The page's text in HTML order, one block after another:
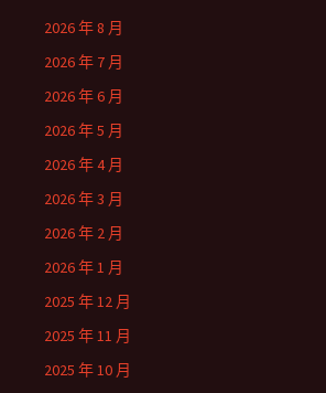
2026 年 8 月
2026 年 7 月
2026 年 6 月
2026 年 5 月
2026 年 4 月
2026 年 3 月
2026 年 2 月
2026 年 1 月
2025 年 12 月
2025 年 11 月
2025 年 10 月